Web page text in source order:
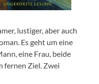
lustiger, aber auch
Es geht um eine
eine Frau, beide
fernen Ziel. Zwei